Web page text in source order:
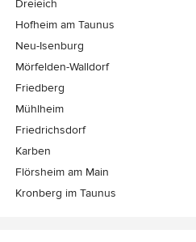
Dreieich
Hofheim am Taunus
Neu-Isenburg
Mörfelden-Walldorf
Friedberg
Mühlheim
Friedrichsdorf
Karben
Flörsheim am Main
Kronberg im Taunus